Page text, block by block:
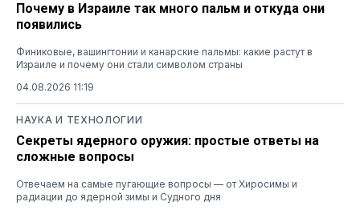
Почему в Израиле так много пальм и откуда они
появились
Финиковые, вашингтонии и канарские пальмы: какие растут в
Израиле и почему они стали символом страны
04.08.2026 11:19
НАУКА И ТЕХНОЛОГИИ
Секреты ядерного оружия: простые ответы на
сложные вопросы
Отвечаем на самые пугающие вопросы — от Хиросимы и
радиации до ядерной зимы и Судного дня